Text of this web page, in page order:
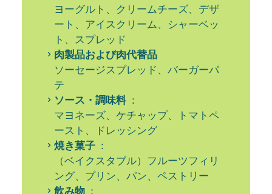
ヨーグルト、クリームチーズ、デザ
ート、アイスクリーム、シャーベッ
ト、スプレッド
肉製品および肉代替品
ソーセージスプレッド、バーガーパ
テ
ソース・調味料 ：
マヨネーズ、ケチャップ、トマトペ
ースト、ドレッシング
焼き菓子 ：
（ベイクスタブル）フルーツフィリ
ング、プリン、パン、ペストリー
飲み物 ：